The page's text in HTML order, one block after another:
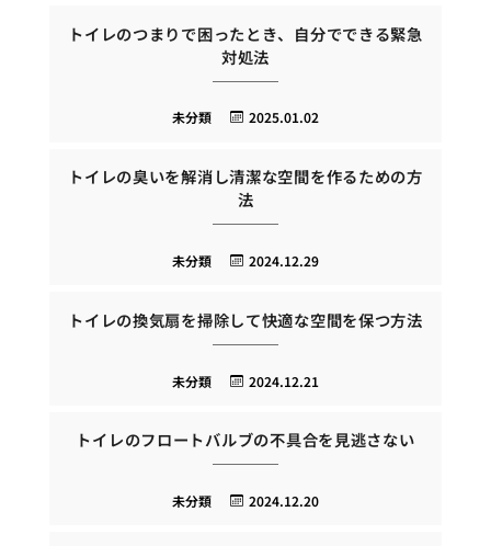
トイレのつまりで困ったとき、自分でできる緊急
対処法
2025.01.02
未分類
トイレの臭いを解消し清潔な空間を作るための方
法
2024.12.29
未分類
トイレの換気扇を掃除して快適な空間を保つ方法
2024.12.21
未分類
トイレのフロートバルブの不具合を見逃さない
2024.12.20
未分類